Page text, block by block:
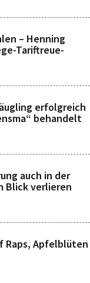
– Henning
Tariftreue-
erfolgreich
behandelt
auch in der
Blick verlieren
Raps, Apfelblüten